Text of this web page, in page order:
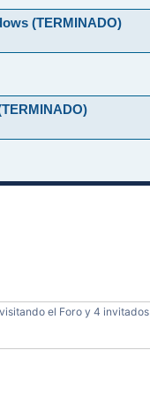
(TERMINADO)
el Foro y 4 invitados